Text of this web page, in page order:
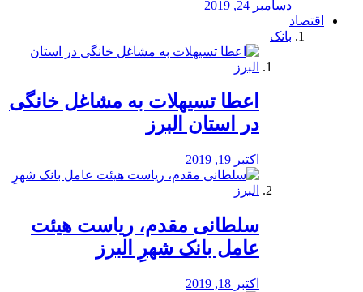
دسامبر 24, 2019
اقتصاد
بانک
️اعطا تسیهلات به مشاغل خانگی
در استان البرز
اکتبر 19, 2019
سلطانی مقدم، ریاست هیئت
عامل بانک شهرِ البرز
اکتبر 18, 2019